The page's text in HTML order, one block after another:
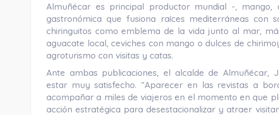
Almuñécar es principal productor mundial -, mango,
gastronómica que fusiona raíces mediterráneas con
chiringuitos como emblema de la vida junto al mar,
aguacate local, ceviches con mango o dulces de
agroturismo con visitas y catas.
Ante ambas publicaciones, el alcalde de Almuñécar,
estar muy satisfecho. “Aparecer en las revistas a
acompañar a miles de viajeros en el momento en que
acción estratégica para desestacionalizar y atraer